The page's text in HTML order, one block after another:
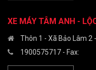
XE MÁY TÂM ANH -
Thôn 1 - Xã Bảo Lâm 2
1900575717 - Fax: